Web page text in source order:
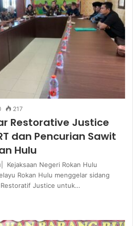
217
Restorative Justice
dan Pencurian Sawit
Hulu
Kejaksaan Negeri Rokan Hulu
Rokan Hulu menggelar sidang
Restoratif Justice untuk…